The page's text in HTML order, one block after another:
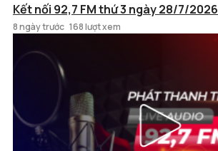
Kết nối 92,7 FM thứ 3 ngày 28/7/2026
8 ngày trước 168 lượt xem